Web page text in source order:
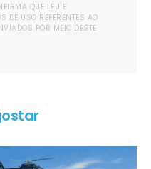
QUE LEU E
DE USO REFERENTES AO
POR MEIO DESTE